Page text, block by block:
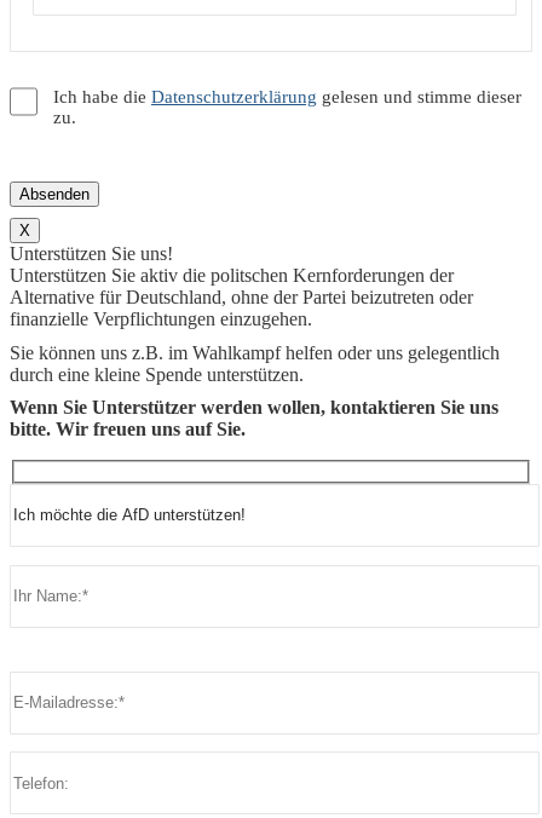
Ich habe die Datenschutzerklärung gelesen und stimme dieser
zu.
X
Unterstützen Sie uns!
Unterstützen Sie aktiv die politschen Kernforderungen der
Alternative für Deutschland, ohne der Partei beizutreten oder
finanzielle Verpflichtungen einzugehen.
Sie können uns z.B. im Wahlkampf helfen oder uns gelegentlich
durch eine kleine Spende unterstützen.
Wenn Sie Unterstützer werden wollen, kontaktieren Sie uns
bitte. Wir freuen uns auf Sie.
Bitte lasse dieses Feld leer.